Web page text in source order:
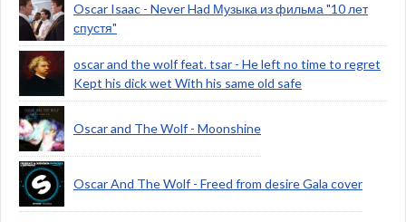
Oscar Isaac - Never Had Музыка из фильма "10 лет
спустя"
oscar and the wolf feat. tsar - He left no time to regret
Kept his dick wet With his same old safe
Oscar and The Wolf - Moonshine
Oscar And The Wolf - Freed from desire Gala cover